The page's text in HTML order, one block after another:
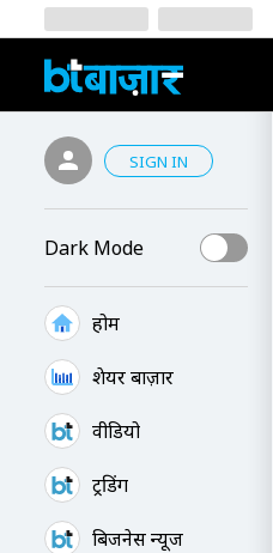
SIGN IN
Dark Mode
होम
शेयर बाज़ार
वीडियो
ट्रेंडिंग
बिजनेस न्यूज